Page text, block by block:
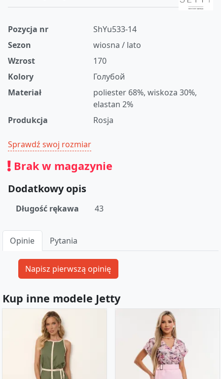
Pozycja nr
ShYu533-14
Sezon
wiosna / lato
Wzrost
170
Kolory
Голубой
Materiał
poliester 68%, wiskoza 30%,
elastan 2%
Produkcja
Rosja
Sprawdź swoj rozmiar
Brak w magazynie
Dodatkowy opis
Długość rękawa 43
Opinie Pytania
Kup inne modele Jetty